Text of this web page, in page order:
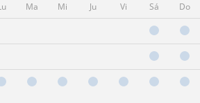
Ma Mi Ju Vi Sá Do